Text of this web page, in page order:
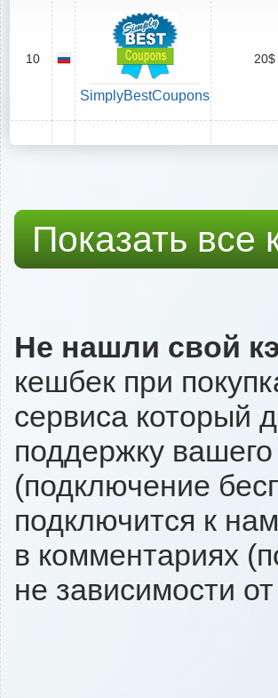
10
SimplyBestCoupons
20$
Показать все
Не нашли свой
кешбек при
сервиса который
поддержку
(подключение
подключится к
в комментариях
не зависимости